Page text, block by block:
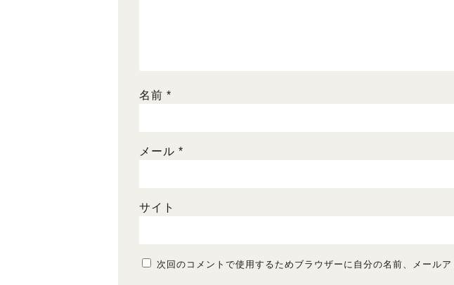
名前*
メール*
サイト
次回のコメントで使用するためブラウザーに自分の名前、メールア